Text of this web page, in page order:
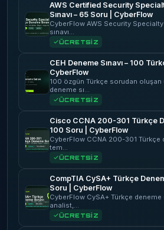
AWS Certified Security
Sınavı – 65 Soru | CyberFlow
CyberFlow AWS Security
sınavı…
ÜCRETSİZ
CEH Deneme Sınavı – 100
CyberFlow
100 özgün Türkçe sorudan oluşan
deneme sı…
ÜCRETSİZ
Cisco CCNA 200-301 Türkçe
100 Soru | CyberFlow
CyberFlow CCNA 200-301 Türkçe
tem…
ÜCRETSİZ
CompTIA CySA+ Türkçe
Soru | CyberFlow
CyberFlow CySA+ Türkçe deneme
analist,…
ÜCRETSİZ